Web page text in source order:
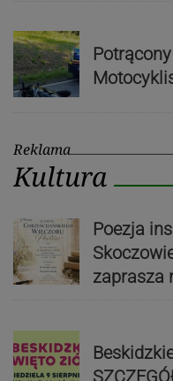
Reklama
Kultura
Poezja
zaprasza